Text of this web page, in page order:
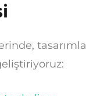
tasarımla